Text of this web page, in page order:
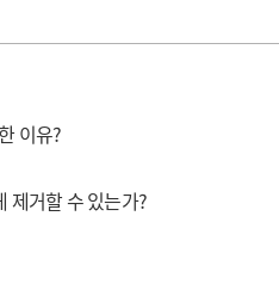
이유?
제거할 수 있는가?